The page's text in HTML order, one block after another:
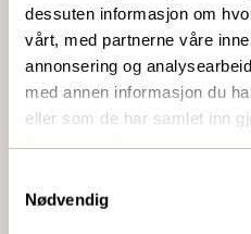
dessuten informasjon om
vårt, med partnerne våre
annonsering og
med annen informasjon du
eller som de har samlet inn
Nødvendig
Ta kontakt
BESTILL VÅRT GRATIS
med siste nytt innenfor